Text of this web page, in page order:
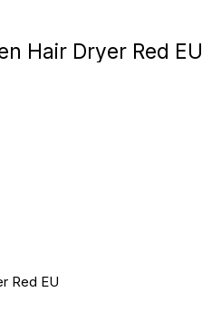
Hair Dryer Red EU
Red EU